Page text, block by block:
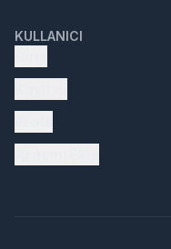
KULLANICI